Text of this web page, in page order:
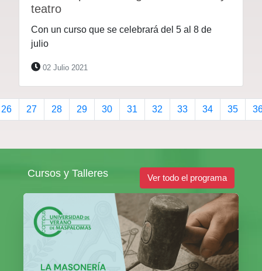
teatro
Con un curso que se celebrará del 5 al 8 de
julio
02 Julio 2021
26 27 28 29 30 31 32 33 34 35
Cursos y Talleres Ver todo el programa